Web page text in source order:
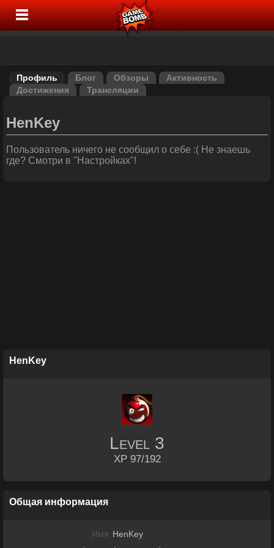
Профиль Блог Обзоры
Активность
Достижения
Трансляции
HenKey
Пользователь ничего не сообщил о себе :( Не знаешь
где? Смотри в "Настройках"!
HenKey
Level 3
XP 97/192
Общая информация
Имя HenKey